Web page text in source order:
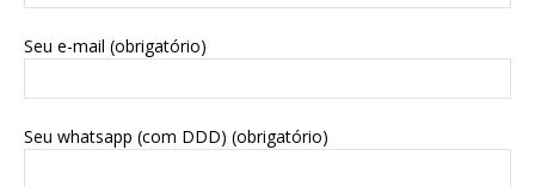
Seu e-mail (obrigatório)
Seu whatsapp (com DDD) (obrigatório)